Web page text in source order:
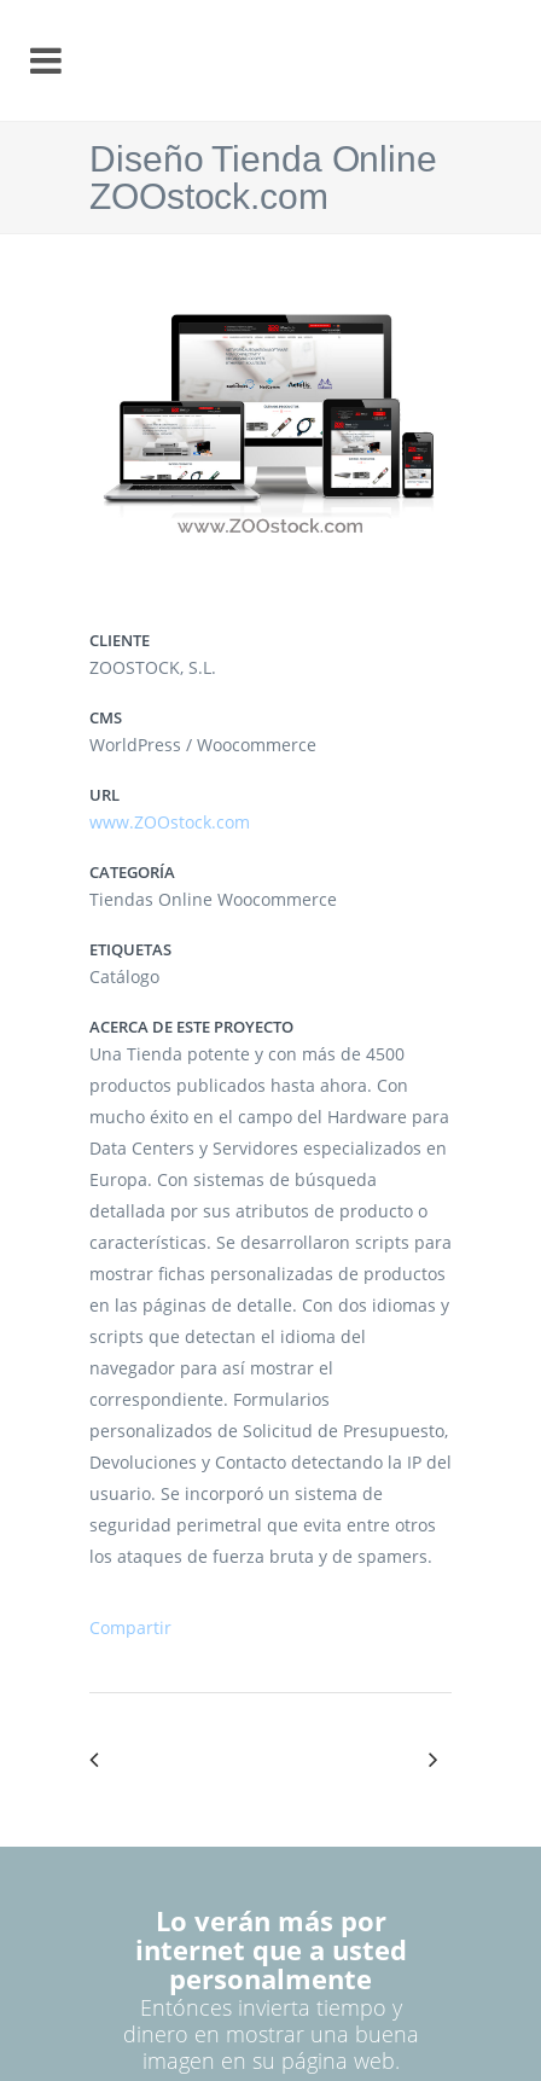
Diseño Tienda Online
ZOOstock.com
CLIENTE
ZOOSTOCK, S.L.
CMS
WorldPress / Woocommerce
URL
www.ZOOstock.com
CATEGORÍA
Tiendas Online Woocommerce
ETIQUETAS
Catálogo
ACERCA DE ESTE PROYECTO
Una Tienda potente y con más de 4500
productos publicados hasta ahora. Con
mucho éxito en el campo del Hardware para
Data Centers y Servidores especializados en
Europa. Con sistemas de búsqueda
detallada por sus atributos de producto o
características. Se desarrollaron scripts para
mostrar fichas personalizadas de productos
en las páginas de detalle. Con dos idiomas y
scripts que detectan el idioma del
navegador para así mostrar el
correspondiente. Formularios
personalizados de Solicitud de Presupuesto,
Devoluciones y Contacto detectando la IP del
usuario. Se incorporó un sistema de
seguridad perimetral que evita entre otros
los ataques de fuerza bruta y de spamers.
Compartir
Lo verán más por
internet que a usted
personalmente
Entónces invierta tiempo y
dinero en mostrar una buena
imagen en su página web.